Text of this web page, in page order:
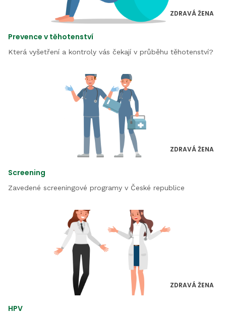
ZDRAVÁ ŽENA
Prevence v těhotenství
Která vyšetření a kontroly vás čekají v průběhu těhotenství?
ZDRAVÁ ŽENA
Screening
Zavedené screeningové programy v České republice
ZDRAVÁ ŽENA
HPV